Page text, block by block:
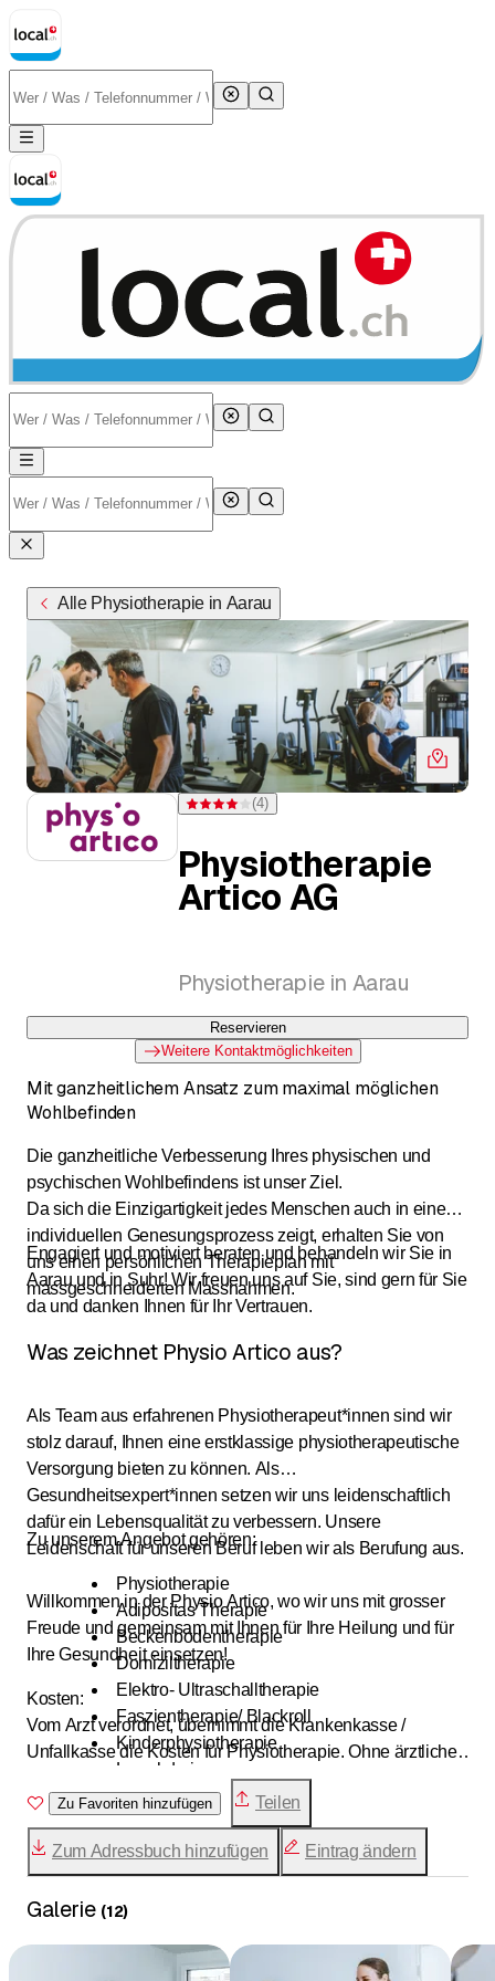
Alle Physiotherapie in Aarau
Bewertung 4 von 5 Sternen bei 4 Bewertungen
(4)
Physiotherapie
Artico AG
Physiotherapie in Aarau
Reservieren
Weitere Kontaktmöglichkeiten
Mit ganzheitlichem Ansatz zum maximal möglichen
Wohlbefinden
Die ganzheitliche Verbesserung Ihres physischen und
psychischen Wohlbefindens ist unser Ziel.
Da sich die Einzigartigkeit jedes Menschen auch in einem
individuellen Genesungsprozess zeigt, erhalten Sie von
uns einen persönlichen Therapieplan mit
massgeschneiderten Massnahmen.
Engagiert und motiviert beraten und behandeln wir Sie in
Aarau und in Suhr! Wir freuen uns auf Sie, sind gern für Sie
da und danken Ihnen für Ihr Vertrauen.
Was zeichnet Physio Artico aus?
Als Team aus erfahrenen Physiotherapeut*innen sind wir
stolz darauf, Ihnen eine erstklassige physiotherapeutische
Versorgung bieten zu können. Als
Gesundheitsexpert*innen setzen wir uns leidenschaftlich
dafür ein Lebensqualität zu verbessern. Unsere
Leidenschaft für unseren Beruf leben wir als Berufung aus.
Willkommen in der Physio Artico, wo wir uns mit grosser
Freude und gemeinsam mit Ihnen für Ihre Heilung und für
Ihre Gesundheit einsetzen!
Zu unserem Angebot gehören:
Physiotherapie
Adipositas Therapie
Beckenbodentherapie
Domiziltherapie
Elektro- Ultraschalltherapie
Faszientherapie/ Blackroll
Kinderphysiotherapie
Lymphdrainage
Manualtherapie
Medizinische Trainingstherapie
Medizinische Massage
Neurologische Physiotherapie
Pilates
Rückbildung
Kosten:
Vom Arzt verordnet, übernimmt die Krankenkasse /
Unfallkasse die Kosten für Physiotherapie. Ohne ärztliche
Verordnung übernimmt die Zusatzkasse gegebenenfalls
einen Kostenanteil für die Therapie (EMR
registriert). Dies gilt gegebenenfalls auch für Massagen,
Kurse und Trainingsabos. Fragen Sie bei Ihren Kassen
Zu Favoriten hinzufügen Teilen
Zum Adressbuch hinzufügen Eintrag ändern
Galerie (12)